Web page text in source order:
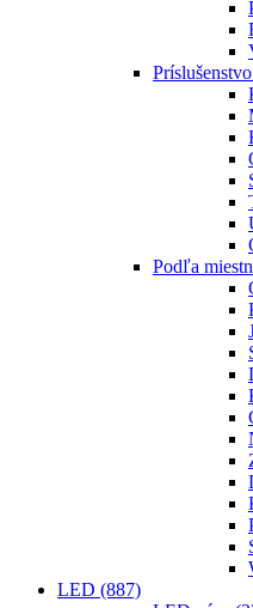
Príslušenstvo
Podľa
LED (887)